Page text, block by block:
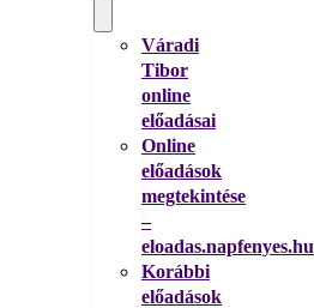
Váradi
Tibor
online
előadásai
Online
előadások
megtekintése
–
eloadas.napfenyes.hu
Korábbi
előadások